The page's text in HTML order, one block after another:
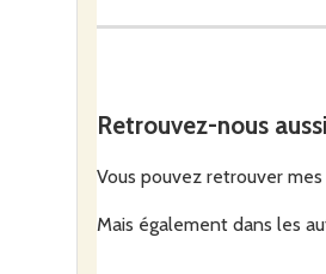
Fermeture des commandes
Distribution sur la ferme
Retrouvez-nous aussi
Vous pouvez retrouver
Mais également dans les